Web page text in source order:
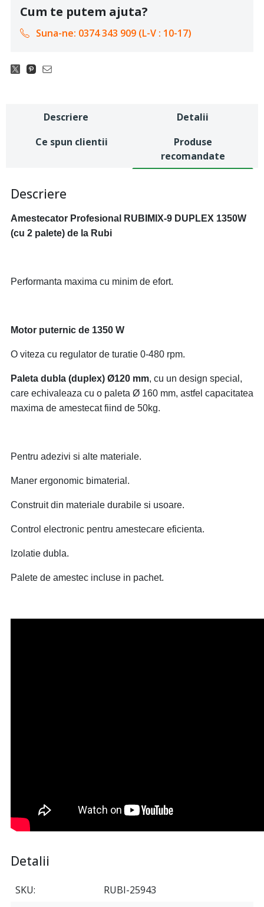
Cum te putem ajuta?
Suna-ne: 0374 343 909 (L-V : 10-17)
Descriere
Detalii
Ce spun clientii
Produse
recomandate
Descriere
Amestecator Profesional RUBIMIX-9 DUPLEX 1350W
(cu 2 palete) de la Rubi
Performanta maxima cu minim de efort.
Motor puternic de 1350 W
O viteza cu regulator de turatie 0-480 rpm.
Paleta dubla (duplex) Ø120 mm, cu un design special,
care echivaleaza cu o paleta Ø 160 mm, astfel capacitatea
maxima de amestecat fiind de 50kg.
Pentru adezivi si alte materiale.
Maner ergonomic bimaterial.
Construit din materiale durabile si usoare.
Control electronic pentru amestecare eficienta.
Izolatie dubla.
Palete de amestec incluse in pachet.
Detalii
SKU RUBI-25943